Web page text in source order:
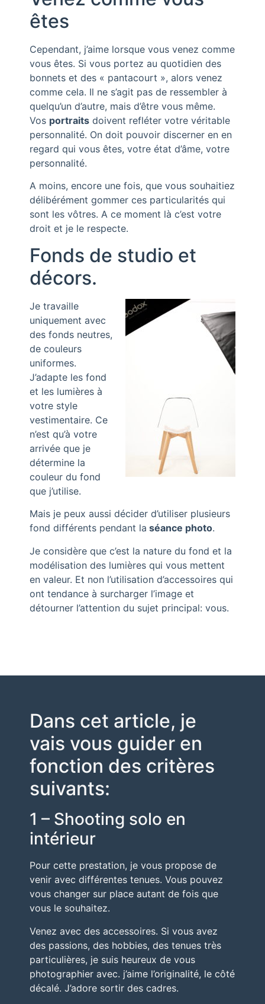
êtes
Cependant, j’aime lorsque vous venez comme
vous êtes. Si vous portez au quotidien des
bonnets et des « pantacourt », alors venez
comme cela. Il ne s’agit pas de ressembler à
quelqu’un d’autre, mais d’être vous même.
Vos portraits doivent refléter votre véritable
personnalité. On doit pouvoir discerner en en
regard qui vous êtes, votre état d’âme, votre
personnalité.
A moins, encore une fois, que vous souhaitiez
délibérément gommer ces particularités qui
sont les vôtres. A ce moment là c’est votre
droit et je le respecte.
Fonds de studio et
décors.
Je travaille
uniquement avec
des fonds neutres,
de couleurs
uniformes.
J’adapte les fond
et les lumières à
votre style
vestimentaire. Ce
n’est qu’à votre
arrivée que je
détermine la
couleur du fond
que j’utilise.
Mais je peux aussi décider d’utiliser plusieurs
fond différents pendant la séance photo.
Je considère que c’est la nature du fond et la
modélisation des lumières qui vous mettent
en valeur. Et non l’utilisation d’accessoires qui
ont tendance à surcharger l’image et
détourner l’attention du sujet principal: vous.
Dans cet article, je
vais vous guider en
fonction des critères
suivants:
1 – Shooting solo en
intérieur
Pour cette prestation, je vous propose de
venir avec différentes tenues. Vous pouvez
vous changer sur place autant de fois que
vous le souhaitez.
Venez avec des accessoires. Si vous avez
des passions, des hobbies, des tenues très
particulières, je suis heureux de vous
photographier avec. j’aime l’originalité, le côté
décalé. J’adore sortir des cadres.